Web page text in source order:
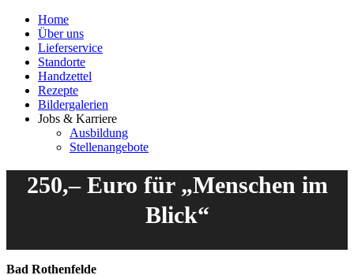
Home
Über uns
Lieferservice
Standorte
Handzettel
Rezepte
Bildergalerien
Jobs & Karriere
Ausbildung
Stellenangebote
250,– Euro für „Menschen im
Blick“
Bad Rothenfelde